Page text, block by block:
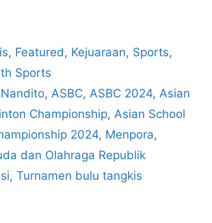
, Featured , Kejuaraan, Sports,
Sports
, ASBC, ASBC 2024, Asian
Championship, Asian School
2024, Menpora,
dan Olahraga Republik
, Turnamen bulu tangkis